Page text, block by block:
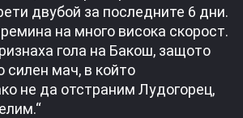
двубой за последните 6 дни.
на много висока скорост.
гола на Бакош, защото
силен мач, в който
не да отстраним Лудогорец,